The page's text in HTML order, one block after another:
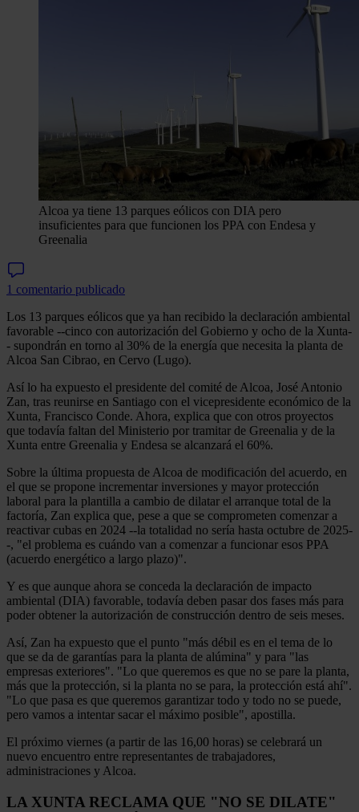
Alcoa ya tiene 13 parques eólicos con DIA pero
insuficientes para que funcionen los PPA con Endesa y
Greenalia
1 comentario publicado
Los 13 parques eólicos que ya han recibido la declaración ambiental
favorable --cinco con autorización del Gobierno y ocho de la Xunta-
- supondrán en torno al 30% de la energía que necesita la planta de
Alcoa San Cibrao, en Cervo (Lugo).
Así lo ha expuesto el presidente del comité de Alcoa, José Antonio
Zan, tras reunirse en Santiago con el vicepresidente económico de la
Xunta, Francisco Conde. Ahora, explica que con otros proyectos
que todavía faltan del Ministerio por tramitar de Greenalia y de la
Xunta entre Greenalia y Endesa se alcanzará el 60%.
Sobre la última propuesta de Alcoa de modificación del acuerdo, en
el que se propone incrementar inversiones y mayor protección
laboral para la plantilla a cambio de dilatar el arranque total de la
factoría, Zan explica que, pese a que se comprometen comenzar a
reactivar cubas en 2024 --la totalidad no sería hasta octubre de 2025-
-, "el problema es cuándo van a comenzar a funcionar esos PPA
(acuerdo energético a largo plazo)".
Y es que aunque ahora se conceda la declaración de impacto
ambiental (DIA) favorable, todavía deben pasar dos fases más para
poder obtener la autorización de construcción dentro de seis meses.
Así, Zan ha expuesto que el punto "más débil es en el tema de lo
que se da de garantías para la planta de alúmina" y para "las
empresas exteriores". "Lo que queremos es que no se pare la planta,
más que la protección, si la planta no se para, la protección está ahí".
"Lo que pasa es que queremos garantizar todo y todo no se puede,
pero vamos a intentar sacar el máximo posible", apostilla.
El próximo viernes (a partir de las 16,00 horas) se celebrará un
nuevo encuentro entre representantes de trabajadores,
administraciones y Alcoa.
LA XUNTA RECLAMA QUE "NO SE DILATE"